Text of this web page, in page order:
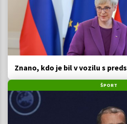
Znano, kdo je bil v vozilu s
ŠPORT